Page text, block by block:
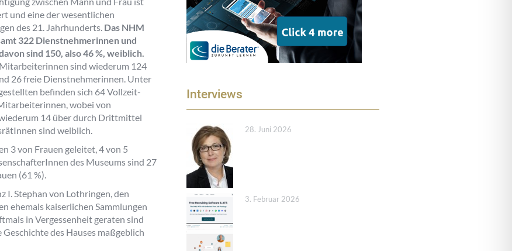
und eine der wesentlichen
des 21. Jahrhunderts. Das NHM
322 Dienstnehmerinnen und
sind 150, also 46 %, weiblich.
sind wiederum 124
26 freie Dienstnehmerinnen. Unter
befinden sich 64 Vollzeit-
wobei von
14 über durch Drittmittel
sind weiblich.
3 von Frauen geleitet, 4 von 5
des Museums sind 27
(61 %).
I. Stephan von Lothringen, den
ehemals kaiserlichen Sammlungen
in Vergessenheit geraten sind
des Hauses maßgeblich
Interviews
28. Juni 2026
3. Februar 2026